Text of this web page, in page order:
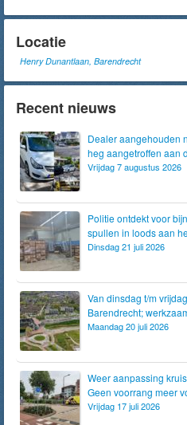
Locatie
Henry Dunantlaan, Barendrecht
Recent nieuws
Dealer aangehouden
heg aangetroffen aan
Vrijdag 7 augustus 2026
Politie ontdekt voor
spullen in loods aan
Dinsdag 21 juli 2026
Van dinsdag t/m
Barendrecht;
Maandag 20 juli 2026
Weer aanpassing
Geen voorrang meer
Vrijdag 17 juli 2026